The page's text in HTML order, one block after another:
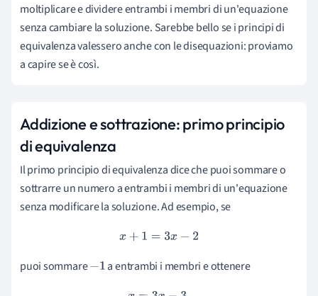
moltiplicare e dividere entrambi i membri di un'equazione
senza cambiare la soluzione. Sarebbe bello se i principi di
equivalenza valessero anche con le disequazioni: proviamo
a capire se è così.
Addizione e sottrazione: primo principio
di equivalenza
Il primo principio di equivalenza dice che puoi sommare o
sottrarre un numero a entrambi i membri di un'equazione
senza modificare la soluzione. Ad esempio, se
x+ 1=3 x−2
puoi sommare−1 a entrambi i membri e ottenere